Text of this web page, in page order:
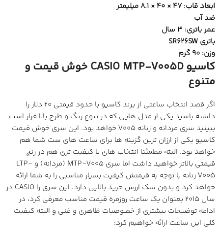
ابعاد قاب: 47 × 40 × 8.1 میلیمتر
ضد آب
عمر باتری: 3 سال
باتری SR626SW
وزن: 90 گرم
کاسیو CASIO MTP-V005D خوش قیمت و
متنوع
اگر قصد انتخاب ساعتی از برند کاسیو با حدود قیمتی 20 دلار را
داشته باشید یکی از مدل هایی که در تنوع رنگ و طرح بالا قرار است
ببینید سری مردانه و زنانه V005 خواهد بود. این سری خوش قیمت
کاسیو یکی از ارزان ترین گزینه ها برای ساعت های ست شما هم
خواهد بود. البته مطمئنا انتخاب های با کیفیت تری هم در رنج
قیمتی بالاتر خواهید داشت اما سری MTP-V005 (مردانه) و LTP-
V005 زنانه با توجه به قیمتش کیفیت بسیار مناسبی را به شما ارائه
خواهد کرد و بدون شک ارزش خرید بالایی دارد. این سری را CASIO در
سال 2015 بعنوان یک ساعت روزمره قیمت مناسب معرفی کرد، در
ادامه توضیحات بیشتری از خصوصیات ظاهری و فنی و البته کیفیت
کلی این ساعت ارائه خواهیم کرد: